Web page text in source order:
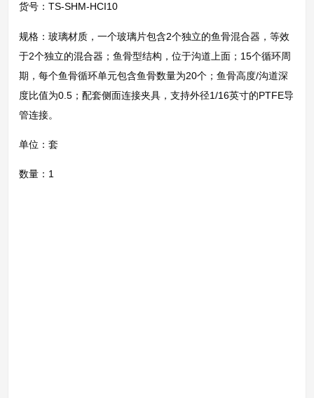
货号：TS-SHM-HCI10
规格：玻璃材质，一个玻璃片包含2个独立的鱼骨混合器，等效
于2个独立的混合器；鱼骨型结构，位于沟道上面；15个循环周
期，每个鱼骨循环单元包含鱼骨数量为20个；鱼骨高度/沟道深
度比值为0.5；配套侧面连接夹具，支持外径1/16英寸的PTFE导
管连接。
单位：套
数量：1